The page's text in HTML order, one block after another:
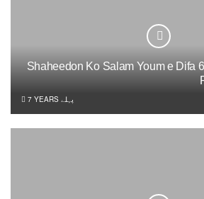
Shaheedon Ko Salam Youm e Difa
7 YEARS پہلے